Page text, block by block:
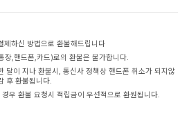
하신 방법으로 환불해드립니다
장,핸드폰,카드)로의 환불은 불가합니다.
달이 지나 환불시, 통신사 정책상 핸드폰 취소가 되지않
후 환불됩니다.
우 환불 요청시 적립금이 우선적으로 환원됩니다.